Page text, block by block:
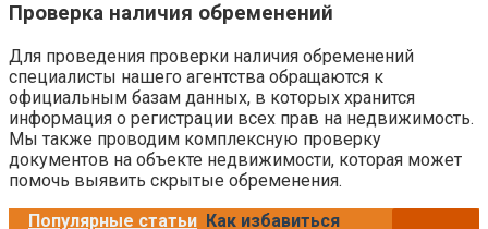
Проверка наличия обременений
Для проведения проверки наличия обременений
специалисты нашего агентства обращаются к
официальным базам данных, в которых хранится
информация о регистрации всех прав на недвижимость.
Мы также проводим комплексную проверку
документов на объекте недвижимости, которая может
помочь выявить скрытые обременения.
Популярные статьи Как избавиться